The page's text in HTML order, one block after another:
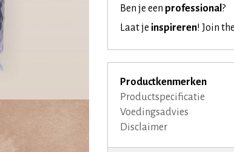
Ben je een professional ?
Laat je inspireren! Join
Productkenmerken
Productspecificatie
Voedingsadvies
Disclaimer